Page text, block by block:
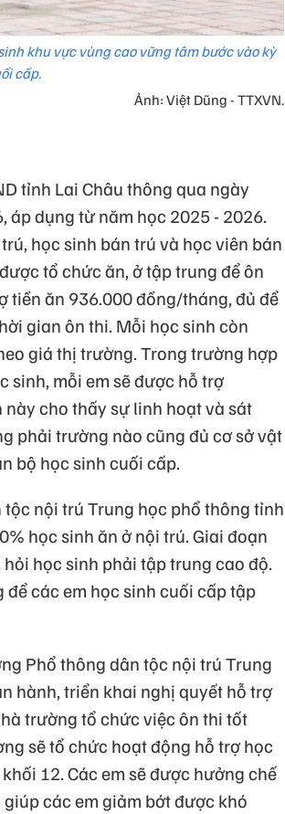
khu vực vùng cao vững tâm bước vào kỳ
cấp.
Ảnh: Việt Dũng - TTXVN.
tỉnh Lai Châu thông qua ngày
dụng từ năm học 2025 - 2026.
học sinh bán trú và học viên bán
tổ chức ăn, ở tập trung để ôn
tiền ăn 936.000 đồng/tháng, đủ để
gian ôn thi. Mỗi học sinh còn
giá thị trường. Trong trường hợp
sinh, mỗi em sẽ được hỗ trợ
cho thấy sự linh hoạt và sát
phải trường nào cũng đủ cơ sở vật
bộ học sinh cuối cấp.
nội trú Trung học phổ thông tỉnh
học sinh ăn ở nội trú. Giai đoạn
học sinh phải tập trung cao độ.
các em học sinh cuối cấp tập
Phổ thông dân tộc nội trú Trung
hành, triển khai nghị quyết hỗ trợ
trường tổ chức việc ôn thi tốt
sẽ tổ chức hoạt động hỗ trợ học
12. Các em sẽ được hưởng chế
các em giảm bớt được khó